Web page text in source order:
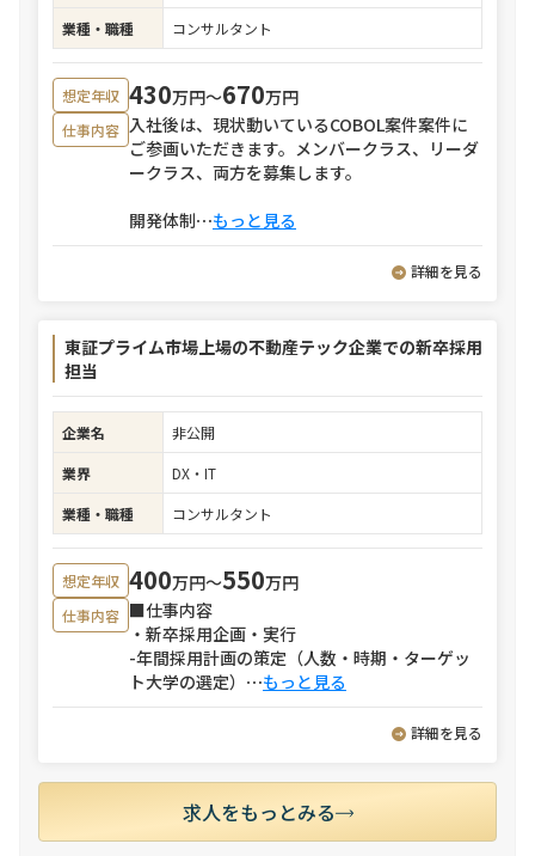
業種・職種
コンサルタント
想定年収 430万円〜670万円
仕事内容 入社後は、現状動いているCOBOL案件案件に
ご参画いただきます。メンバークラス、リーダ
ークラス、両方を募集します。
開発体制⋯もっと見る
詳細を見る
東証プライム市場上場の不動産テック企業での新卒採用
担当
企業名
非公開
業界
DX・IT
業種・職種
コンサルタント
想定年収 400万円〜550万円
仕事内容 ■仕事内容
・新卒採用企画・実行
-年間採用計画の策定（人数・時期・ターゲッ
ト大学の選定） ⋯もっと見る
詳細を見る
求人をもっとみる